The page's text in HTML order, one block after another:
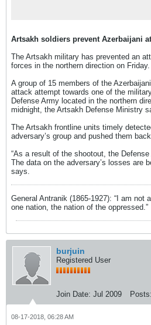
Transcaucasian,
American,
Europe
Artsakh soldiers prevent Azerbaijani
The Artsakh military has prevented an
forces in the northern direction on Friday.
A group of 15 members of the
attack attempt towards one of the
Defense Army located in the northern
midnight, the Artsakh Defense Ministry
The Artsakh frontline units timely
adversary’s group and pushed them
“As a result of the shootout, the
The data on the adversary’s losses are
says.
General Antranik (1865-1927): “I am not
one nation, the nation of the oppressed.”
burjuin
Registered User
Join Date: Jul 2009 Posts:
08-17-2018, 06:28 AM